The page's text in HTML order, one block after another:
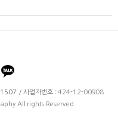
/ 사업자번호 : 424-12-00908
All rights Reserved.